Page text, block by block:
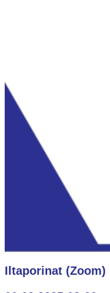
Iltaporinat (Zoom)